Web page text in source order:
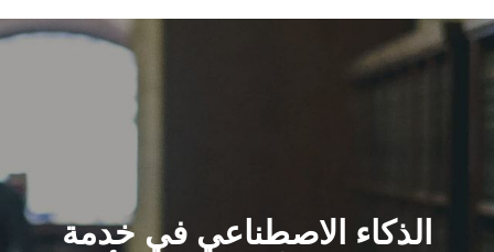
القطاعـات
الشئون الأكاديمية
الذكاء الاصطناعي في خدمة